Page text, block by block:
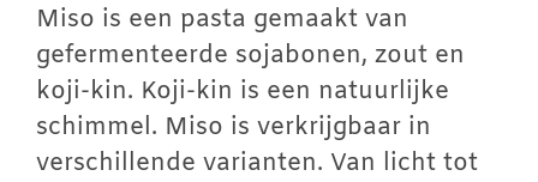
Miso is een pasta gemaakt van
gefermenteerde sojabonen, zout en
koji-kin. Koji-kin is een natuurlijke
schimmel. Miso is verkrijgbaar in
verschillende varianten. Van licht tot